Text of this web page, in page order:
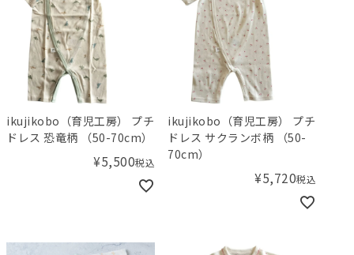
ikujikobo（育児工房） プチ
ドレス 恐竜柄 （50-70cm）
¥5,500税込
ikujikobo（育児工房） プチ
ドレス サクランボ柄 （50-
70cm）
¥5,720税込